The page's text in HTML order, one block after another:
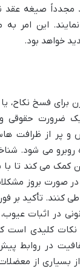
مجدداً صیغه عقد
این امر
خواهد بود.
برای فسخ نکاح،
ضرورت حقوقی و
و پر از ظرافت
می شود.
کمک می کند تا با
در صورت بروز
کنند. تأکید بر
در اثبات
نکات کلیدی است
در روابط پیش
از بسیاری از